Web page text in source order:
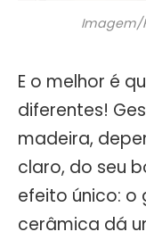
Imagem/
E o melhor é
diferentes!
madeira,
claro, do seu
efeito único: o
cerâmica dá